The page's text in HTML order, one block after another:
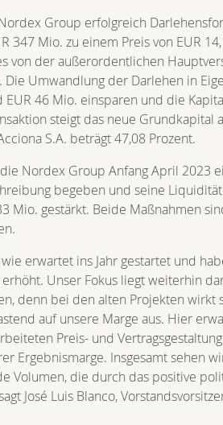
Group erfolgreich
347 Mio. zu einem Preis von EUR
von der außerordentlichen
Die Umwandlung der Darlehen in
EUR 46 Mio. einsparen und die
steigt das neue Grundkapital
S.A. beträgt 47,08 Prozent.
Nordex Group Anfang April 2023
begeben und seine
Mio. gestärkt. Beide Maßnahmen
erwartet ins Jahr gestartet und
Unser Fokus liegt weiterhin
denn bei den alten Projekten wirkt
auf unsere Marge aus. Hier
Preis- und
Ergebnismarge. Insgesamt sehen
Volumen, die durch das positive
José Luis Blanco,